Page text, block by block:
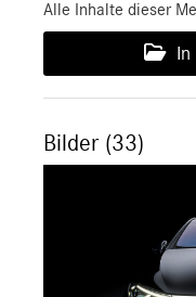
Alle Inhalte dieser
Bilder (33)